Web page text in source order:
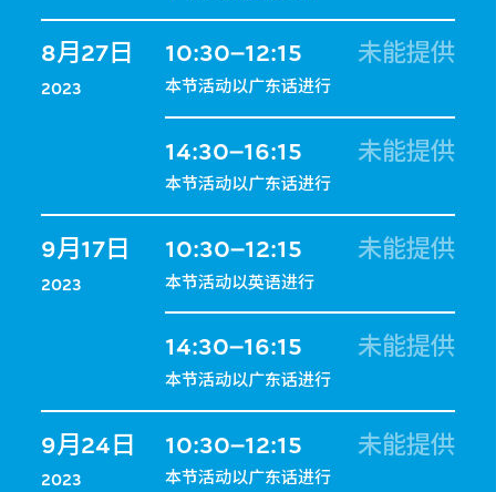
8月27日
2023
10:30–12:15 未能提供
本节活动以广东话进行
14:30–16:15 未能提供
本节活动以广东话进行
9月17日
2023
10:30–12:15 未能提供
本节活动以英语进行
14:30–16:15 未能提供
本节活动以广东话进行
9月24日
2023
10:30–12:15 未能提供
本节活动以广东话进行